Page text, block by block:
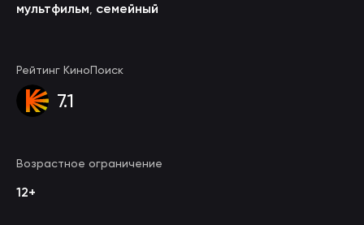
мультфильм семейный
Рейтинг КиноПоиск
7.1
Возрастное ограничение
12+